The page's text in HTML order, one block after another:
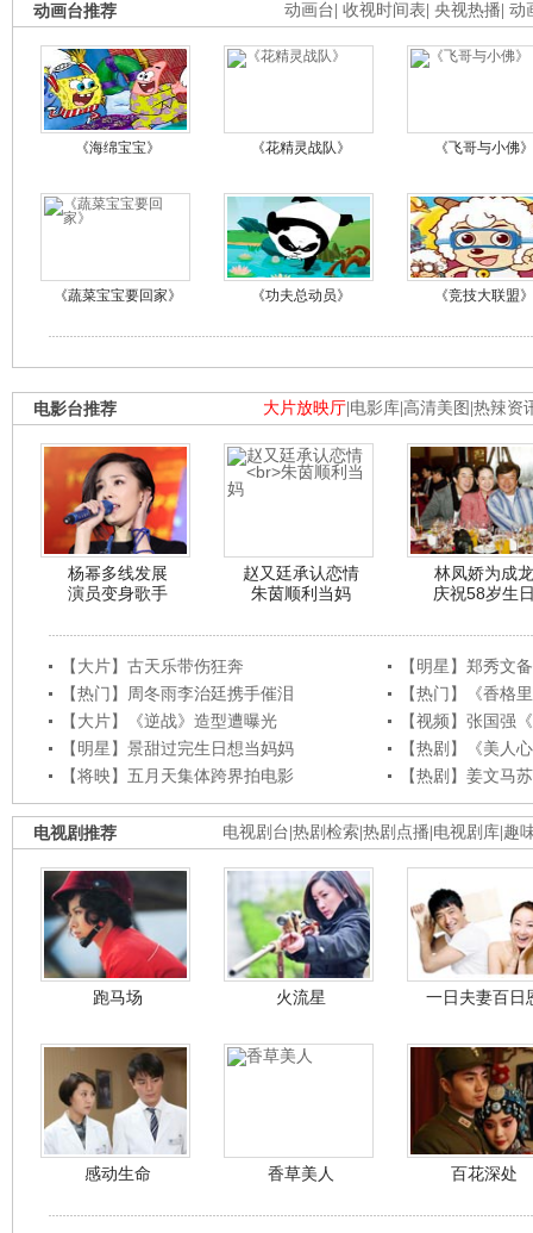
动画台 收视时间表 央视热播 动
动画台推荐
《海绵宝宝》 《花精灵战队》 《飞哥与小佛》
《蔬菜宝宝要回家》 《功夫总动员》 《竞技大联盟》
大片放映厅 电影库 高清美图 热辣资
电影台推荐
杨幂多线发展
演员变身歌手
赵又廷承认恋情
朱茵顺利当妈
林凤娇为成龙
庆祝58岁生
【大片】古天乐带伤狂奔
【明星】郑秀文
【热门】周冬雨李治廷携手催泪
【热门】《香格
【大片】《逆战》造型遭曝光
【视频】张国强
【明星】景甜过完生日想当妈妈
【热剧】《美人
【将映】五月天集体跨界拍电影
【热剧】姜文马
电视剧台 热剧检索 热剧点播 电视剧库 趣
电视剧推荐
跑马场 火流星 一日夫妻百日
感动生命 香草美人 百花深处